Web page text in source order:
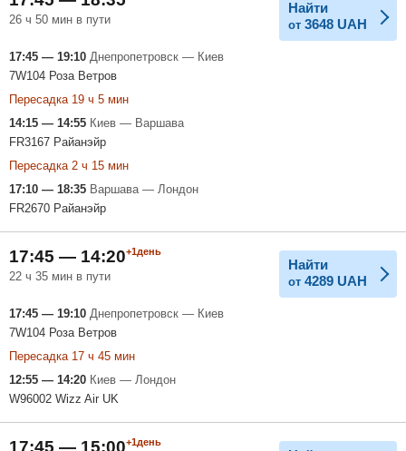
26 ч 50 мин в пути
Найти
от 3648 UAH
17:45 — 19:10 Днепропетровск — Киев
7W104 Роза Ветров
Пересадка 19 ч 5 мин
14:15 — 14:55 Киев — Варшава
FR3167 Райанэйр
Пересадка 2 ч 15 мин
17:10 — 18:35 Варшава — Лондон
FR2670 Райанэйр
17:45 — 14:20+1день
22 ч 35 мин в пути
Найти
от 4289 UAH
17:45 — 19:10 Днепропетровск — Киев
7W104 Роза Ветров
Пересадка 17 ч 45 мин
12:55 — 14:20 Киев — Лондон
W96002 Wizz Air UK
17:45 — 15:00+1день